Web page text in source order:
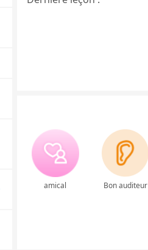
amical Bon auditeur